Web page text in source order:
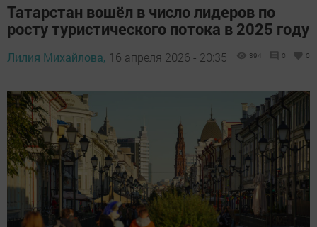
Татарстан вошёл в число лидеров по
росту туристического потока в 2025 году
Лилия Михайлова, 16 апреля 2026 - 20:35 394 0 0